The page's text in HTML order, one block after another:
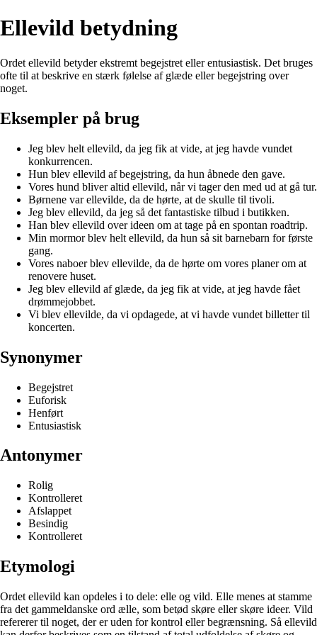
Ellevild betydning
Ordet ellevild betyder ekstremt begejstret eller entusiastisk. Det bruges
ofte til at beskrive en stærk følelse af glæde eller begejstring over
noget.
Eksempler på brug
Jeg blev helt ellevild, da jeg fik at vide, at jeg havde vundet
konkurrencen.
Hun blev ellevild af begejstring, da hun åbnede den gave.
Vores hund bliver altid ellevild, når vi tager den med ud at gå tur.
Børnene var ellevilde, da de hørte, at de skulle til tivoli.
Jeg blev ellevild, da jeg så det fantastiske tilbud i butikken.
Han blev ellevild over ideen om at tage på en spontan roadtrip.
Min mormor blev helt ellevild, da hun så sit barnebarn for første
gang.
Vores naboer blev ellevilde, da de hørte om vores planer om at
renovere huset.
Jeg blev ellevild af glæde, da jeg fik at vide, at jeg havde fået
drømmejobbet.
Vi blev ellevilde, da vi opdagede, at vi havde vundet billetter til
koncerten.
Synonymer
Begejstret
Euforisk
Henført
Entusiastisk
Antonymer
Rolig
Kontrolleret
Afslappet
Besindig
Kontrolleret
Etymologi
Ordet ellevild kan opdeles i to dele: elle og vild. Elle menes at stamme
fra det gammeldanske ord ælle, som betød skøre eller skøre ideer. Vild
refererer til noget, der er uden for kontrol eller begrænsning. Så ellevild